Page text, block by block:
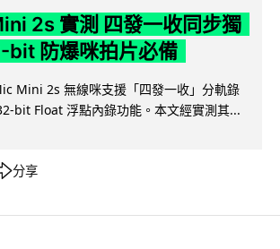
2s 實測 四發一收同步獨
bit 防爆咪拍片必備
Mini 2s 無線咪支援「四發一收」分軌錄
bit Float 浮點內錄功能。本文經實測其...
分享